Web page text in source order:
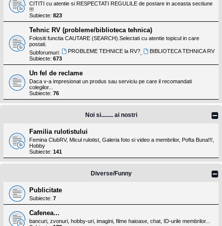
CITITI cu atentie si RESPECTATI REGULILE de postare in aceasta sectiune
!!!
Subiecte: 823
Tehnic RV (probleme/biblioteca tehnica)
Folositi functia CAUTARE (SEARCH).Selectati cu atentie topicul in care
postati.
Subforumuri:
PROBLEME TEHNICE la RV?,
BIBLIOTECA TEHNICA RV
Subiecte: 673
Un fel de reclame
Daca v-a impresionat un produs sau serviciu pe care il recomandati
colegilor...
Subiecte: 76
Noi si........ ai nostri
Familia rulotistului
Femina ClubRV, Micul rulotist, Galeria foto si video a membrilor, Pofta Buna!!!,
Hobby
Subiecte: 141
Diverse/Funny
Publicitate
Subiecte: 7
Cafenea...
bancuri, zvonuri, hobby-uri, imagini, filme haioase, chat, ID-urile membrilor...